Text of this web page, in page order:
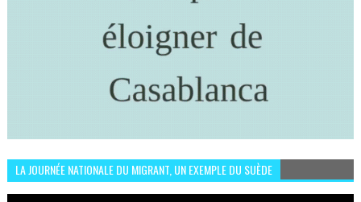
LA JOURNÉE NATIONALE DU MIGRANT, UN EXEMPLE DU SUÈDE